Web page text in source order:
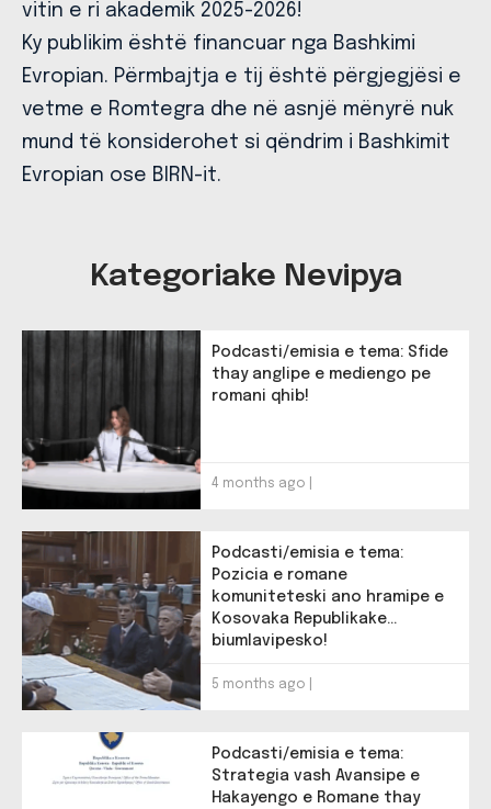
vitin e ri akademik 2025-2026!
Ky publikim është financuar nga Bashkimi
Evropian. Përmbajtja e tij është përgjegjësi e
vetme e Romtegra dhe në asnjë mënyrë nuk
mund të konsiderohet si qëndrim i Bashkimit
Evropian ose BIRN-it.
Kategoriake Nevipya
Podcasti/emisia e tema: Sfide
thay anglipe e mediengo pe
romani qhib!
4 months ago |
Podcasti/emisia e tema:
Pozicia e romane
komuniteteski ano hramipe e
Kosovaka Republikake
biumlavipesko!
5 months ago |
Podcasti/emisia e tema:
Strategia vash Avansipe e
Hakayengo e Romane thay